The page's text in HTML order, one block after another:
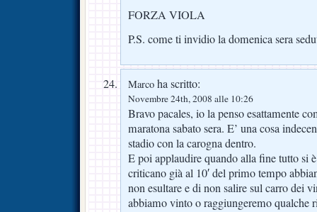
FORZA VIOLA
P.S. come ti invidio la domenica sera
Marco ha scritto:
Novembre 24th, 2008 alle 10:26
Bravo pacales, io la penso esattamente
maratona sabato sera. E’ una cosa
stadio con la carogna dentro.
E poi applaudire quando alla fine tutto si
criticano già al 10′ del primo tempo
non esultare e di non salire sul carro dei
abbiamo vinto o raggiungeremo qualche